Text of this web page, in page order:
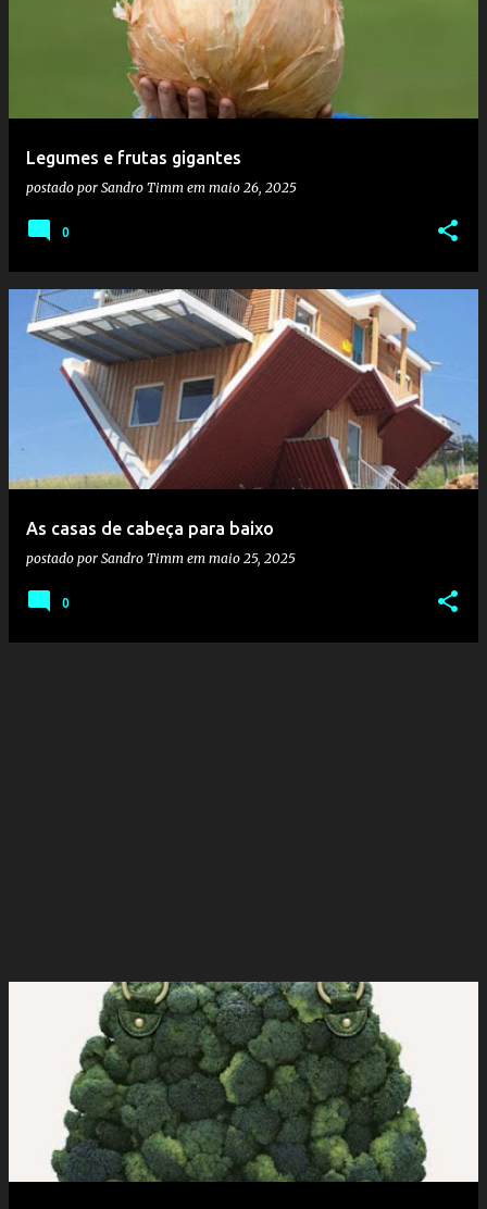
Legumes e frutas gigantes
postado por Sandro Timm em maio 26, 2025
0
As casas de cabeça para baixo
postado por Sandro Timm em maio 25, 2025
0